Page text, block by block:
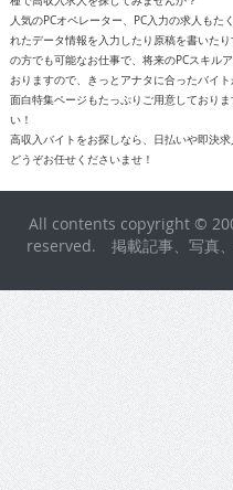
人気のPCオペレーター、PC入力の求人もた
れたデータ情報を入力したり原稿を書いた
の方でも可能なお仕事で、将来のPCスキル
おりますので、きっとアナタに合ったバイト
面白特集ページもたっぷりご用意しており
い！
高収入バイトをお探しなら、日払いや即決
どうぞお任せくださいませ！
All contents copyright ©
reserved. 掲載記事、写真、